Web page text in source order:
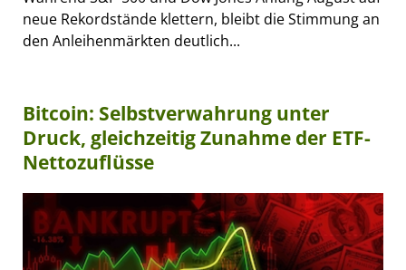
neue Rekordstände klettern, bleibt die Stimmung an
den Anleihenmärkten deutlich...
Bitcoin: Selbstverwahrung unter
Druck, gleichzeitig Zunahme der ETF-
Nettozuflüsse